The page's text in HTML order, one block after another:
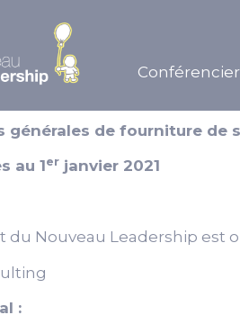
générales de fourniture de
au 1er janvier 2021
du Nouveau Leadership est
: